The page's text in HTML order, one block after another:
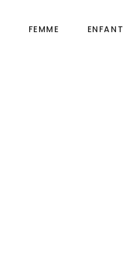
FEMME ENFANT